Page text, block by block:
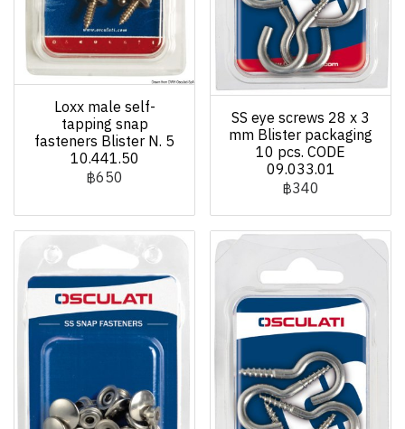
Loxx male self-
tapping snap
fasteners Blister N. 5
10.441.50
฿650
SS eye screws 28 x 3
mm Blister packaging
10 pcs. CODE
09.033.01
฿340